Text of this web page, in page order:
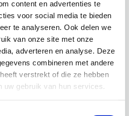
content en advertenties te
voor social media te bieden
te analyseren. Ook delen we
van onze site met onze
adverteren en analyse. Deze
combineren met andere
verstrekt of die ze hebben
uw gebruik van hun services.
EPIPREMNUM AUREUM /
SC-6011
GOLDEN
POTHOS